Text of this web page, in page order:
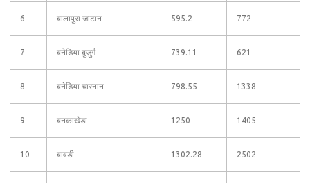
6 बालापुरा जाटान 595.2 772
7 बनेडिया बुजुर्ग 739.11 621
8 बनेडिया चारनान 798.55 1338
9 बनकाखेडा 1250 1405
10 बावडी 1302.28 2502